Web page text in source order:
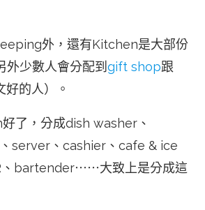
外，還有Kitchen是大部份
外少數人會分配到 gift shop跟
好的人）。
了，分成dish washer、
server、cashier、cafe & ice
、bartender⋯⋯大致上是分成這